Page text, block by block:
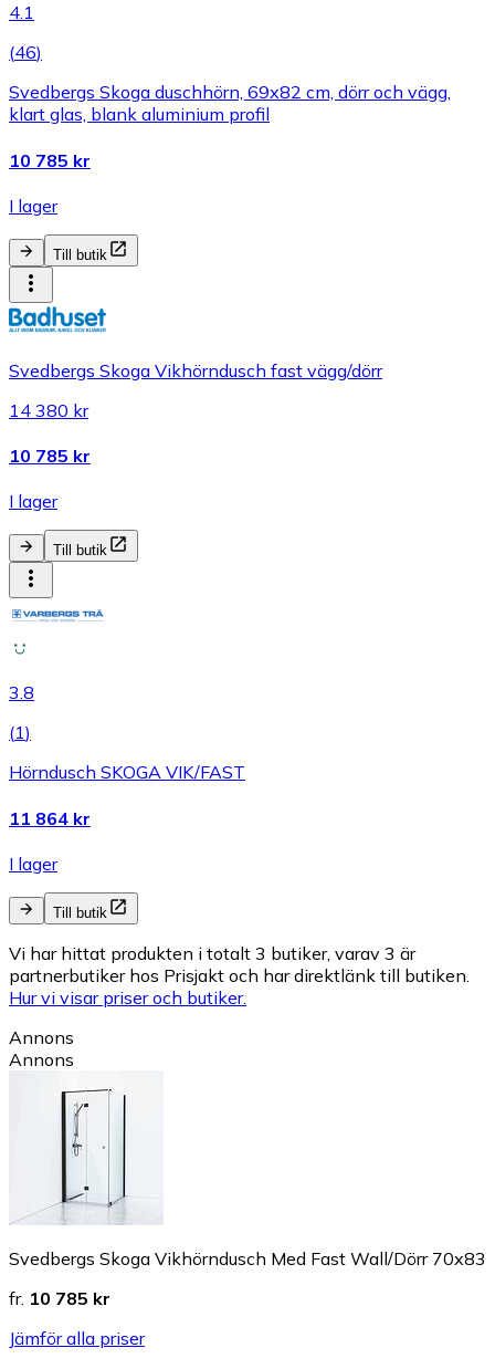
4.1
(46)
Svedbergs Skoga duschhörn, 69x82 cm, dörr och vägg,
klart glas, blank aluminium profil
10 785 kr
I lager
Till butik
Svedbergs Skoga Vikhörndusch fast vägg/dörr
14 380 kr
10 785 kr
I lager
Till butik
3.8
(1)
Hörndusch SKOGA VIK/FAST
11 864 kr
I lager
Till butik
Vi har hittat produkten i totalt 3 butiker, varav 3 är
partnerbutiker hos Prisjakt och har direktlänk till butiken.
Hur vi visar priser och butiker.
Annons
Annons
Svedbergs Skoga Vikhörndusch Med Fast Wall/Dörr 70x83
fr. 10 785 kr
Jämför alla priser